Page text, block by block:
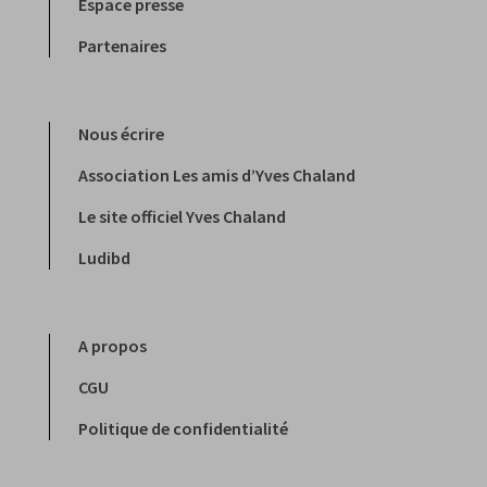
Partenaires
Nous écrire
Association Les amis d’Yves Chaland
Le site officiel Yves Chaland
Ludibd
A propos
CGU
Politique de confidentialité